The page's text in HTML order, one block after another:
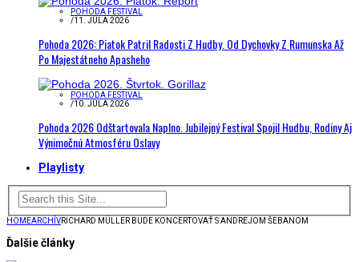
POHODA FESTIVAL
/11. JÚLA 2026
Pohoda 2026: Piatok Patril Radosti Z Hudby. Od Dychovky Z Rumunska Až
Po Majestátneho Apasheho
POHODA FESTIVAL
/10. JÚLA 2026
Pohoda 2026 Odštartovala Naplno. Jubilejný Festival Spojil Hudbu, Rodiny Aj
Výnimočnú Atmosféru Oslavy
Playlisty
HOMEARCHÍVRICHARD MÜLLER BUDE KONCERTOVAŤ S ANDREJOM ŠEBANOM
Ďalšie články